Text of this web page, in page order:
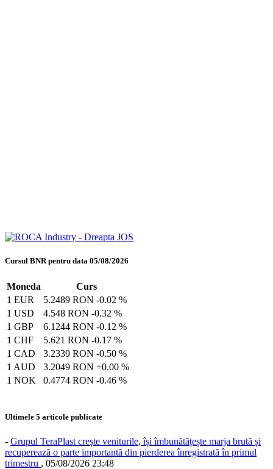
Cursul BNR pentru data 05/08/2026
Moneda
Curs
1 EUR
5.2489 RON -0.02 %
1 USD
4.548 RON -0.32 %
1 GBP
6.1244 RON -0.12 %
1 CHF
5.621 RON -0.17 %
1 CAD
3.2339 RON -0.50 %
1 AUD
3.2049 RON +0.00 %
1 NOK
0.4774 RON -0.46 %
Ultimele 5 articole publicate
- Grupul TeraPlast crește veniturile, își îmbunătățește marja brută și
recuperează o parte importantă din pierderea înregistrată în primul
trimestru , 05/08/2026 23:48